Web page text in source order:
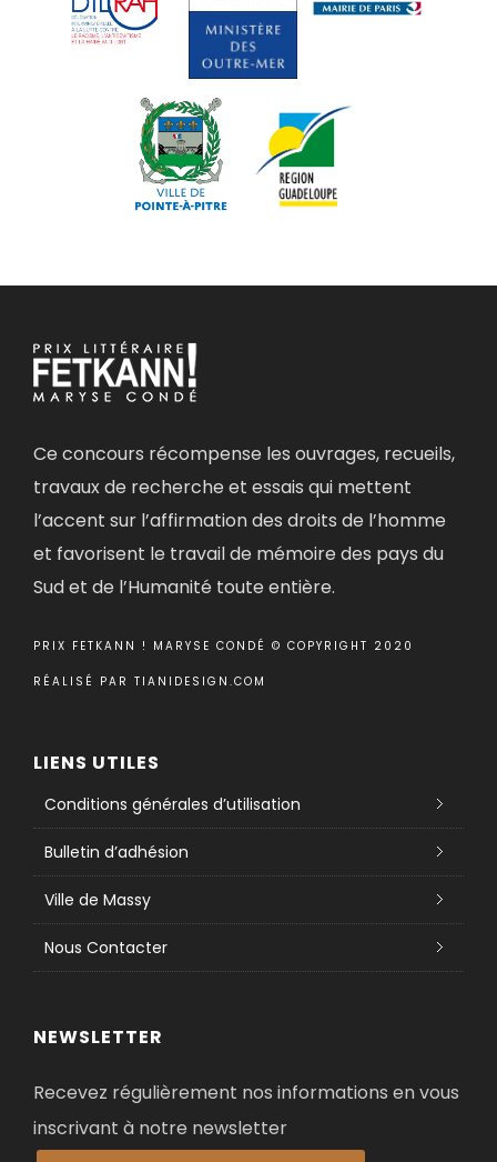
Ce concours récompense les ouvrages, recueils,
travaux de recherche et essais qui mettent
l’accent sur l’affirmation des droits de l’homme
et favorisent le travail de mémoire des pays du
Sud et de l’Humanité toute entière.
PRIX FETKANN ! MARYSE CONDÉ © COPYRIGHT 2020
RÉALISÉ PAR TIANIDESIGN.COM
LIENS UTILES
Conditions générales d’utilisation
Bulletin d’adhésion
Ville de Massy
Nous Contacter
NEWSLETTER
Recevez régulièrement nos informations en vous
inscrivant à notre newsletter